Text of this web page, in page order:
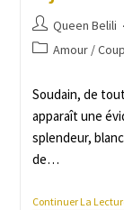
Queen Belili
Amour /
Soudain, de
apparaît une
splendeur,
de…
Continuer La